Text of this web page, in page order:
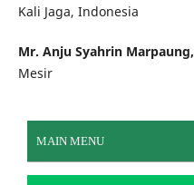
Kali Jaga, Indonesia
Mr. Anju Syahrin Marpaung,
Mesir
MAIN MENU